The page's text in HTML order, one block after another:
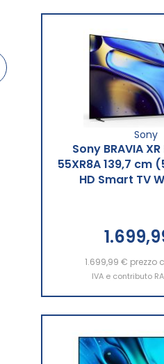
Sony
Sony BRAVIA
55XR8A 139,7 cm
HD Smart TV
1.699,99 € prezzo
IVA e contributo
Aggiungi al